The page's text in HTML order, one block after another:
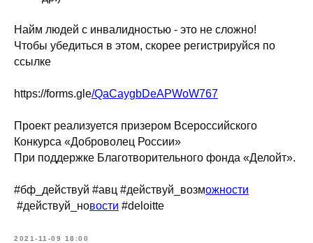
Найм людей с инвалидностью - это не сложно!
Чтобы убедиться в этом, скорее регистрируйся по
ссылке
https://forms.gle/QaCaygbDeAPWoW767
Проект реализуется призером Всероссийского
Конкурса «Доброволец России»
При поддержке Благотворительного фонда «Делойт».
#бф_действуй #авц #действуй_возможности
#действуй_новости #deloitte
2021-11-09 18:00